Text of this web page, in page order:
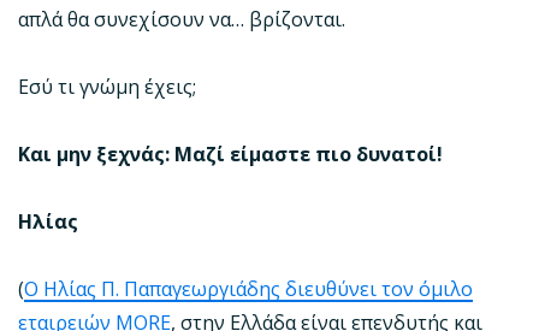
απλά θα συνεχίσουν να… βρίζονται.
Εσύ τι γνώμη έχεις;
Και μην ξεχνάς: Μαζί είμαστε πιο δυνατοί!
Ηλίας
(Ο Ηλίας Π. Παπαγεωργιάδης διευθύνει τον όμιλο
εταιρειών MORE, στην Ελλάδα είναι επενδυτής και